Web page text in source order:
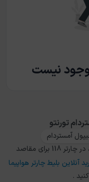
نیست
تورنتو
آمستردام
، در چارتر 118 برای مقاصد
آنلاین بلیط چارتر هواپیما
.